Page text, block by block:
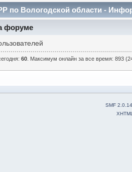
по Вологодской области -
форуме
60 . Максимум онлайн за все время: 893
SMF 2.0.14